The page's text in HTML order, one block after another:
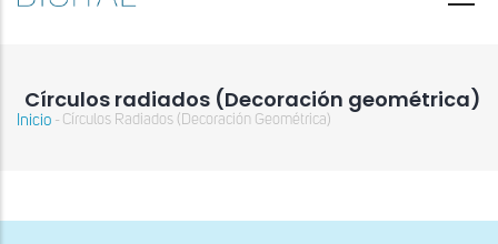
Círculos radiados (Decoración geométrica)
Inicio - Círculos Radiados (Decoración Geométrica)